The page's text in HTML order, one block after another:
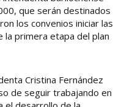
que serán destinados
los convenios iniciar las
la primera etapa del plan
Cristina Fernández
de seguir trabajando en